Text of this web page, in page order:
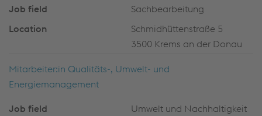
Sachbearbeitung
Schmidhüttenstraße 5
3500 Krems an der Donau
Mitarbeiter:in Qualitäts-, Umwelt- und
Energiemanagement
Umwelt und Nachhaltigkeit